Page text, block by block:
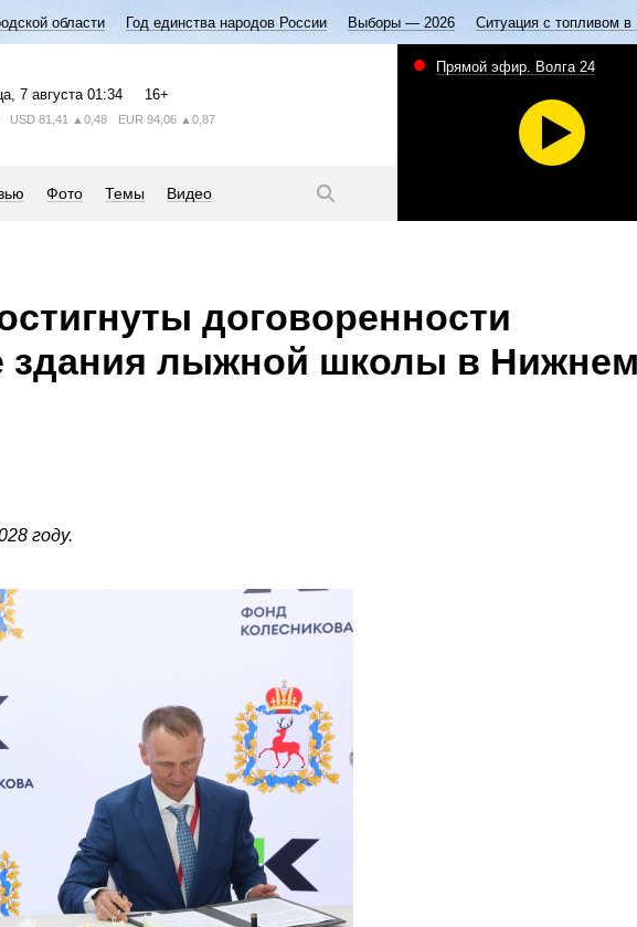
области Год единства народов России Выборы — 2026 Ситуация с топливом в
, 7 августа 01:34 16+
USD 81,41 ▲0,48 EUR 94,06 ▲0,87
Фото Темы Видео
Прямой эфир. Волга 24
договоренности
здания лыжной школы в Нижнем
году.